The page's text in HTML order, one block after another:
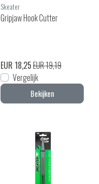
Skeater
Gripjaw Hook Cutter
EUR 18,25EUR 19,19
Vergelijk
Bekijken